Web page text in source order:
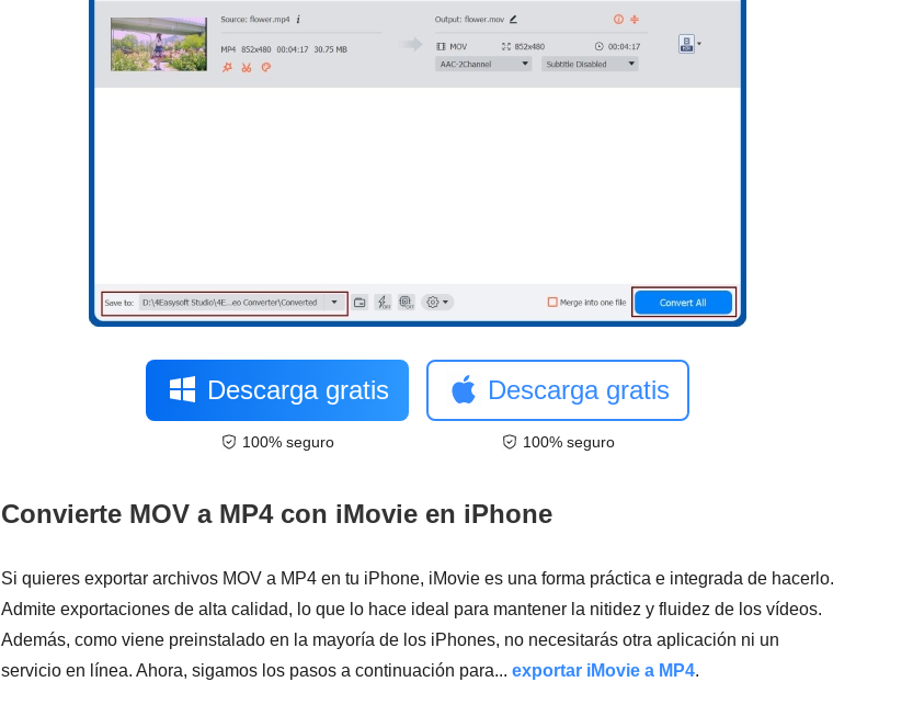
Descarga gratis
100% seguro
Descarga gratis
100% seguro
Convierte MOV a MP4 con iMovie en iPhone
Si quieres exportar archivos MOV a MP4 en tu iPhone, iMovie es una forma práctica e integrada de hacerlo.
Admite exportaciones de alta calidad, lo que lo hace ideal para mantener la nitidez y fluidez de los vídeos.
Además, como viene preinstalado en la mayoría de los iPhones, no necesitarás otra aplicación ni un
servicio en línea. Ahora, sigamos los pasos a continuación para... exportar iMovie a MP4.